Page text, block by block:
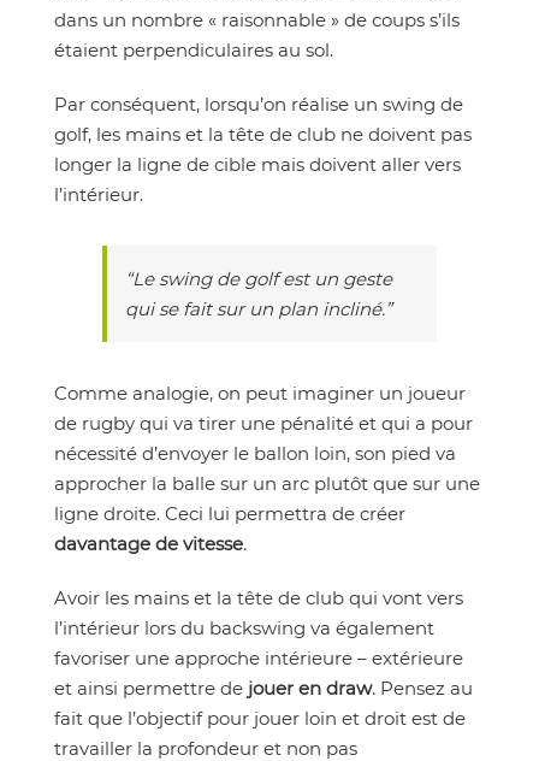
dans un nombre « raisonnable » de coups s’ils
étaient perpendiculaires au sol.
Par conséquent, lorsqu’on réalise un swing de
golf, les mains et la tête de club ne doivent pas
longer la ligne de cible mais doivent aller vers
l’intérieur.
“Le swing de golf est un geste
qui se fait sur un plan incliné.”
Comme analogie, on peut imaginer un joueur
de rugby qui va tirer une pénalité et qui a pour
nécessité d’envoyer le ballon loin, son pied va
approcher la balle sur un arc plutôt que sur une
ligne droite. Ceci lui permettra de créer
davantage de vitesse.
Avoir les mains et la tête de club qui vont vers
l’intérieur lors du backswing va également
favoriser une approche intérieure – extérieure
et ainsi permettre de jouer en draw. Pensez au
fait que l’objectif pour jouer loin et droit est de
travailler la profondeur et non pas